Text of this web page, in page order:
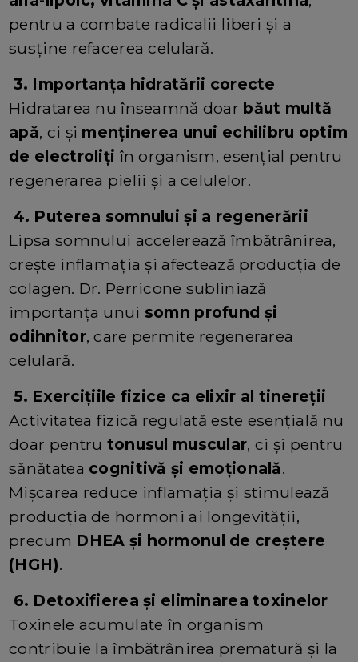
pentru a combate radicalii liberi și a
susține refacerea celulară.
3. Importanța hidratării corecte
Hidratarea nu înseamnă doar băut multă
apă, ci și menținerea unui echilibru optim
de electroliți în organism, esențial pentru
regenerarea pielii și a celulelor.
4. Puterea somnului și a regenerării
Lipsa somnului accelerează îmbătrânirea,
crește inflamația și afectează producția de
colagen. Dr. Perricone subliniază
importanța unui somn profund și
odihnitor, care permite regenerarea
celulară.
5. Exercițiile fizice ca elixir al tinereții
Activitatea fizică regulată este esențială nu
doar pentru tonusul muscular, ci și pentru
sănătatea cognitivă și emoțională.
Mișcarea reduce inflamația și stimulează
producția de hormoni ai longevității,
precum DHEA și hormonul de creștere
(HGH).
6. Detoxifierea și eliminarea toxinelor
Toxinele acumulate în organism
contribuie la îmbătrânirea prematură și la